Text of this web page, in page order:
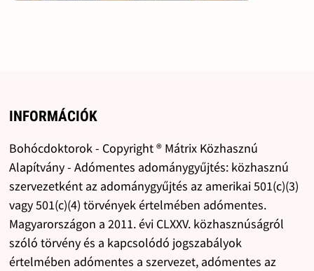
INFORMÁCIÓK
Bohócdoktorok - Copyright ® Mátrix Közhasznú
Alapítvány - Adómentes adománygyűjtés: közhasznú
szervezetként az adománygyűjtés az amerikai 501(c)(3)
vagy 501(c)(4) törvények értelmében adómentes.
Magyarországon a 2011. évi CLXXV. közhasznúságról
szóló törvény és a kapcsolódó jogszabályok
értelmében adómentes a szervezet, adómentes az